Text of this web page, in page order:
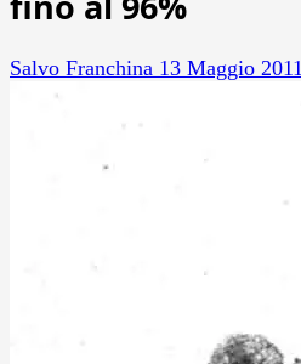
Salvo Franchina 13 Maggio 2011